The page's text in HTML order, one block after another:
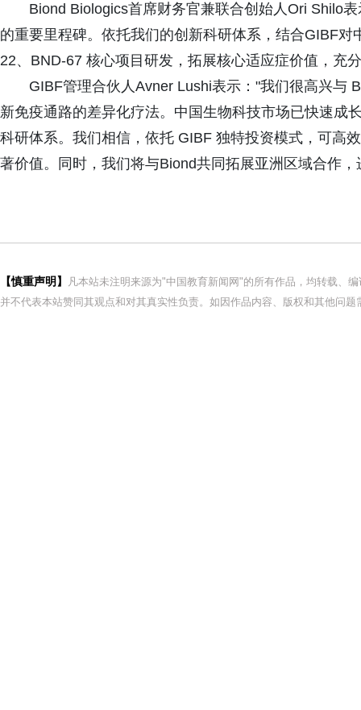
Biond Biologics首席财务官兼联合创始人Ori Shilo
的重要里程碑。依托我们的创新科研体系，结合GIBF
22、BND-67 核心项目研发，拓展核心适应症价值，充
GIBF管理合伙人Avner Lushi表示："我们很高兴与
新免疫通路的差异化疗法。中国生物科技市场已快速成
科研体系。我们相信，依托 GIBF 独特投资模式，可高
著价值。同时，我们将与Biond共同拓展亚洲区域合作
【慎重声明】
凡本站未注明来源为"中国教育新闻网"的所有作品，均转载、
并不代表本站赞同其观点和对其真实性负责。如因作品内容、版权和其他问